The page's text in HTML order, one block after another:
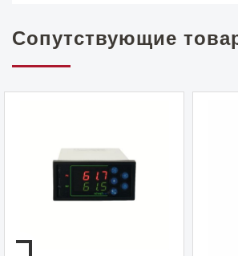
Сопутствующие